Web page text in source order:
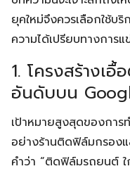
ยุคใหม่จึงควรเลือกใช้บ
ความได้เปรียบทางการ
1. โครงสร้างเ
อันดับบน
เป้าหมายสูงสุดของการ
อย่างร้านติดฟิล์มกรอง
คำว่า “ติดฟิล์มรถยนต์